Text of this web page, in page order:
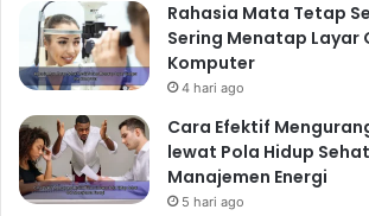
Rahasia Mata Tetap
Sering Menatap Layar
Komputer
4 hari ago
Cara Efektif
lewat Pola Hidup
Manajemen Energi
5 hari ago